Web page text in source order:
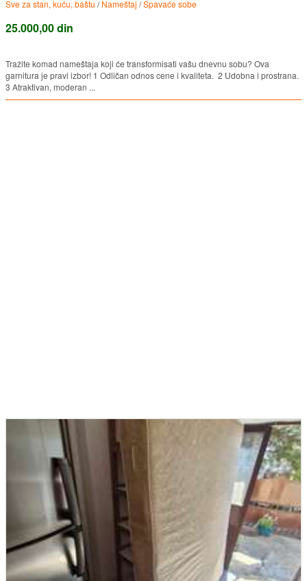
Sve za stan, kuću, baštu /Nameštaj /Spavaće sobe
25.000,00 din
Tražite komad nameštaja koji će transformisati vašu dnevnu sobu? Ova
garnitura je pravi izbor! 1 Odličan odnos cene i kvaliteta. 2 Udobna i prostrana.
3 Atraktivan, moderan ...